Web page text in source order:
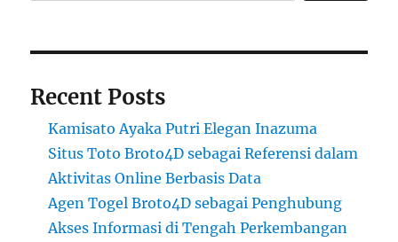
Recent Posts
Kamisato Ayaka Putri Elegan Inazuma
Situs Toto Broto4D sebagai Referensi dalam
Aktivitas Online Berbasis Data
Agen Togel Broto4D sebagai Penghubung
Akses Informasi di Tengah Perkembangan